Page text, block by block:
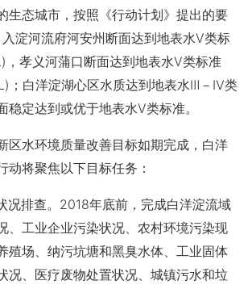
生态城市，按照《行动计划》提出的要
淀河流府河安州断面达到地表水Ⅴ类标
孝义河蒲口断面达到地表水Ⅴ类标准
；白洋淀湖心区水质达到地表水Ⅲ－Ⅳ类
稳定达到或优于地表水Ⅴ类标准。
水环境质量改善目标如期完成，白洋
动将聚焦以下目标任务：
排查。2018年底前，完成白洋淀流域
、工业企业污染状况、农村环境污染现
殖场、纳污坑塘和黑臭水体、工业固体
况、医疗废物处置状况、城镇污水和垃